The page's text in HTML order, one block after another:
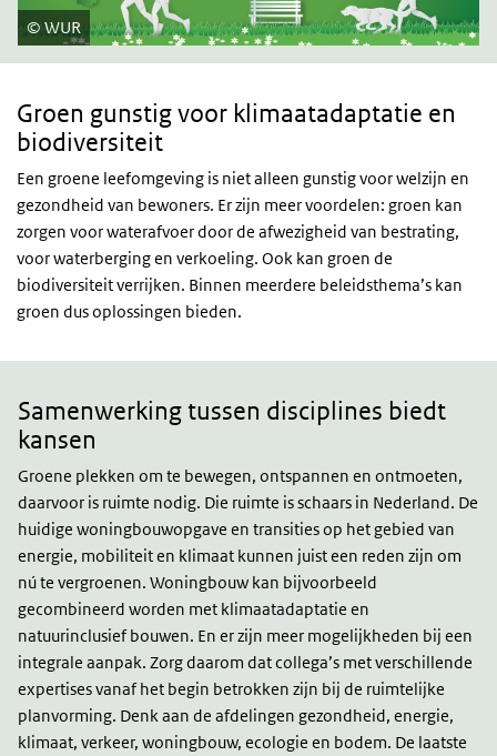
WUR
Groen
Groen gunstig voor klimaatadaptatie en
biodiversiteit
Een groene leefomgeving is niet alleen gunstig voor welzijn en
gezondheid van bewoners. Er zijn meer voordelen: groen kan
zorgen voor waterafvoer door de afwezigheid van bestrating,
voor waterberging en verkoeling. Ook kan groen de
biodiversiteit verrijken. Binnen meerdere beleidsthema’s kan
groen dus oplossingen bieden.
Samenwerking
Samenwerking tussen disciplines biedt
kansen
Groene plekken om te bewegen, ontspannen en ontmoeten,
daarvoor is ruimte nodig. Die ruimte is schaars in Nederland. De
huidige woningbouwopgave en transities op het gebied van
energie, mobiliteit en klimaat kunnen juist een reden zijn om
nú te vergroenen. Woningbouw kan bijvoorbeeld
gecombineerd worden met klimaatadaptatie en
natuurinclusief bouwen. En er zijn meer mogelijkheden bij een
integrale aanpak. Zorg daarom dat collega’s met verschillende
expertises vanaf het begin betrokken zijn bij de ruimtelijke
planvorming. Denk aan de afdelingen gezondheid, energie,
klimaat, verkeer, woningbouw, ecologie en bodem. De laatste